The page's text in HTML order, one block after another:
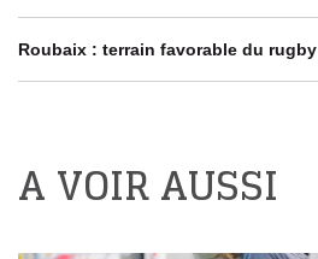
Roubaix : terrain favorable du rugby
A VOIR AUSSI